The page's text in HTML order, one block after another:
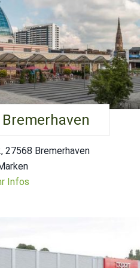
27568 Bremerhaven
Infos